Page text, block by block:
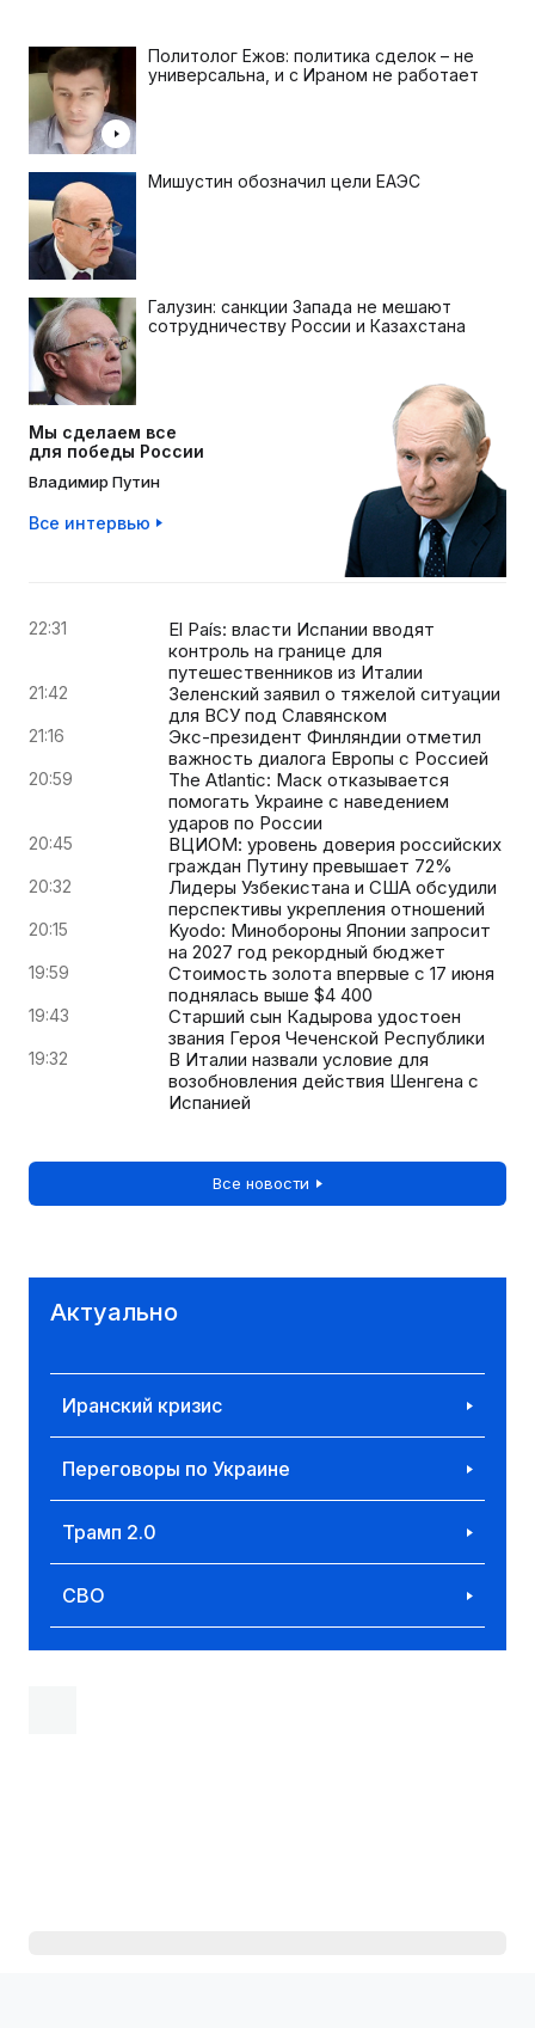
Политолог Ежов: политика сделок – не
универсальна, и с Ираном не работает
Мишустин обозначил цели ЕАЭС
Галузин: санкции Запада не мешают
сотрудничеству России и Казахстана
Мы сделаем все
для победы России
Владимир Путин
Все интервью
22:31
El País: власти Испании вводят
контроль на границе для
путешественников из Италии
21:42
Зеленский заявил о тяжелой ситуации
для ВСУ под Славянском
21:16
Экс-президент Финляндии отметил
важность диалога Европы с Россией
20:59
The Atlantic: Маск отказывается
помогать Украине с наведением
ударов по России
20:45
ВЦИОМ: уровень доверия российских
граждан Путину превышает 72%
20:32
Лидеры Узбекистана и США обсудили
перспективы укрепления отношений
20:15
Kyodo: Минобороны Японии запросит
на 2027 год рекордный бюджет
19:59
Стоимость золота впервые с 17 июня
поднялась выше $4 400
19:43
Старший сын Кадырова удостоен
звания Героя Чеченской Республики
19:32
В Италии назвали условие для
возобновления действия Шенгена с
Испанией
Все новости
Актуально
Иранский кризис
Переговоры по Украине
Трамп 2.0
СВО